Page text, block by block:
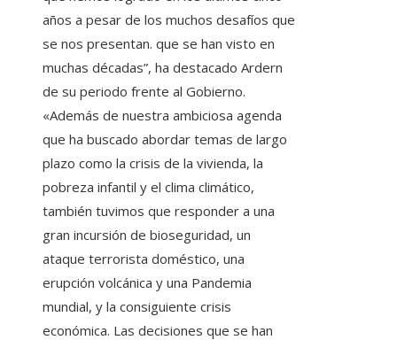
años a pesar de los muchos desafíos que
se nos presentan. que se han visto en
muchas décadas”, ha destacado Ardern
de su periodo frente al Gobierno.
«Además de nuestra ambiciosa agenda
que ha buscado abordar temas de largo
plazo como la crisis de la vivienda, la
pobreza infantil y el clima climático,
también tuvimos que responder a una
gran incursión de bioseguridad, un
ataque terrorista doméstico, una
erupción volcánica y una Pandemia
mundial, y la consiguiente crisis
económica. Las decisiones que se han